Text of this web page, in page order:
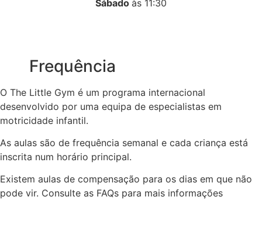
Sábado às 11:30
Frequência
O The Little Gym é um programa internacional
desenvolvido por uma equipa de especialistas em
motricidade infantil.
As aulas são de frequência semanal e cada criança está
inscrita num horário principal.
Existem aulas de compensação para os dias em que não
pode vir. Consulte as FAQs para mais informações